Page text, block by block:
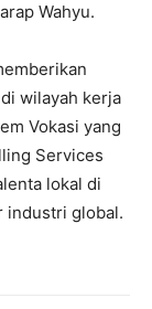
Wahyu.
wilayah kerja
Vokasi yang
Services
lokal di
industri global.